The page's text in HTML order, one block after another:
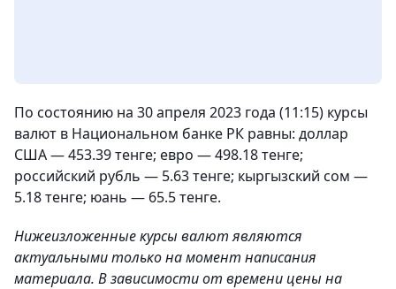
По состоянию на 30 апреля 2023 года (11:15) курсы
валют в Национальном банке РК равны: доллар
США — 453.39 тенге; евро — 498.18 тенге;
российский рубль — 5.63 тенге; кыргызский сом —
5.18 тенге; юань — 65.5 тенге.
Нижеизложенные курсы валют являются
актуальными только на момент написания
материала. В зависимости от времени цены на